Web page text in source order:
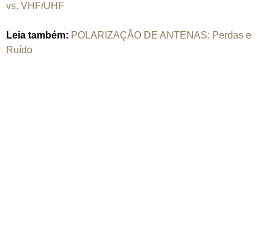
vs. VHF/UHF
Leia também: POLARIZAÇÃO DE ANTENAS: Perdas e
Ruído